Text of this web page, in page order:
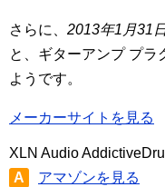
さらに、 2013年1月31
と、ギターアンプ プラ
ようです。
メーカーサイトを見る
XLN Audio
A
アマゾンを見る